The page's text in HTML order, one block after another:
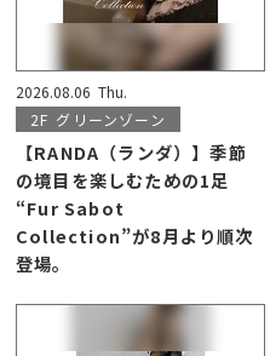
2026.08.06 Thu.
2F グリーンゾーン
【RANDA（ランダ）】季節
の境目を楽しむための1足
“Fur Sabot
Collection”が8月より順次
登場。